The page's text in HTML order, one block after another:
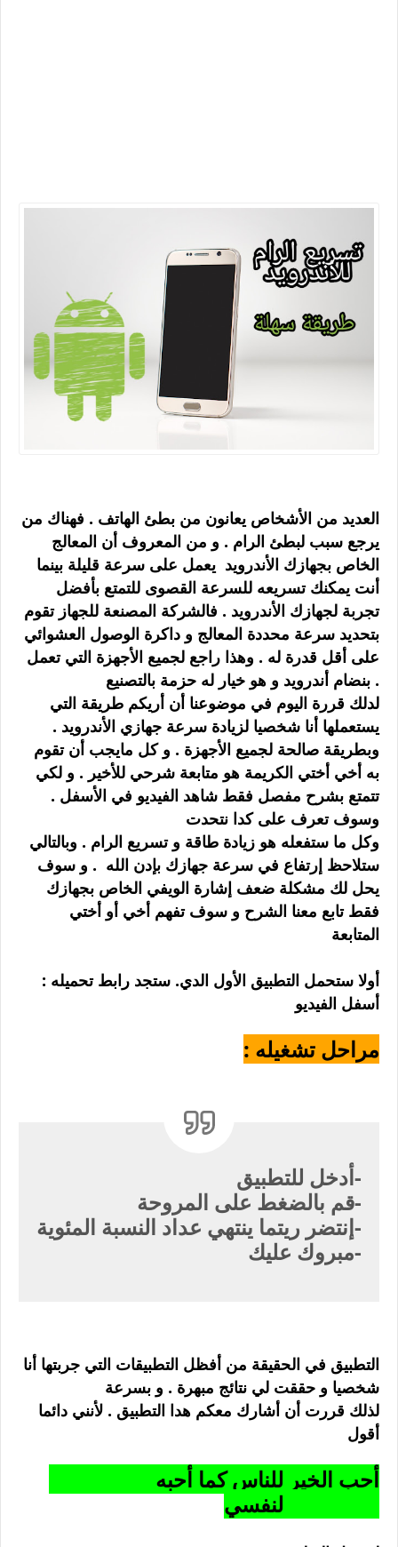
العديد من الأشخاص يعانون من بطئ الهاتف . فهناك من
يرجع سبب لبطئ الرام . و من المعروف أن المعالج
الخاص بجهازك الأندرويد يعمل على سرعة قليلة بينما
أنت يمكنك تسريعه للسرعة القصوى للتمتع بأفضل
تجربة لجهازك الأندرويد . فالشركة المصنعة للجهاز تقوم
بتحديد سرعة محددة المعالج و داكرة الوصول العشوائي
على أقل قدرة له . وهذا راجع لجميع الأجهزة التي تعمل
بنضام أندرويد و هو خيار له حزمة بالتصنيع .
لدلك قررة اليوم في موضوعنا أن أريكم طريقة التي
يستعملها أنا شخصيا لزيادة سرعة جهازي الأندرويد .
وبطريقة صالحة لجميع الأجهزة . و كل مايجب أن تقوم
به أخي أختي الكريمة هو متابعة شرحي للأخير . و لكي
تتمتع بشرح مفصل فقط شاهد الفيديو في الأسفل .
وسوف تعرف على كدا نتحدت
وكل ما ستفعله هو زيادة طاقة و تسريع الرام . وبالتالي
ستلاحظ إرتفاع في سرعة جهازك بإدن الله . و سوف
يحل لك مشكلة ضعف إشارة الويفي الخاص بجهازك
فقط تابع معنا الشرح و سوف تفهم أخي أو أختي
المتابعة
: أولا ستحمل التطبيق الأول الدي. ستجد رابط تحميله
أسفل الفيديو
: مراحل تشغيله
أدخل للتطبيق-
قم بالضغط على المروحة-
إنتضر ريتما ينتهي عداد النسبة المئوية-
مبروك عليك-
شخصيا و حققت لي نتائج مبهرة . و بسرعة
لذلك قررت أن أشارك معكم هدا التطبيق . لأنني دائما
أقول